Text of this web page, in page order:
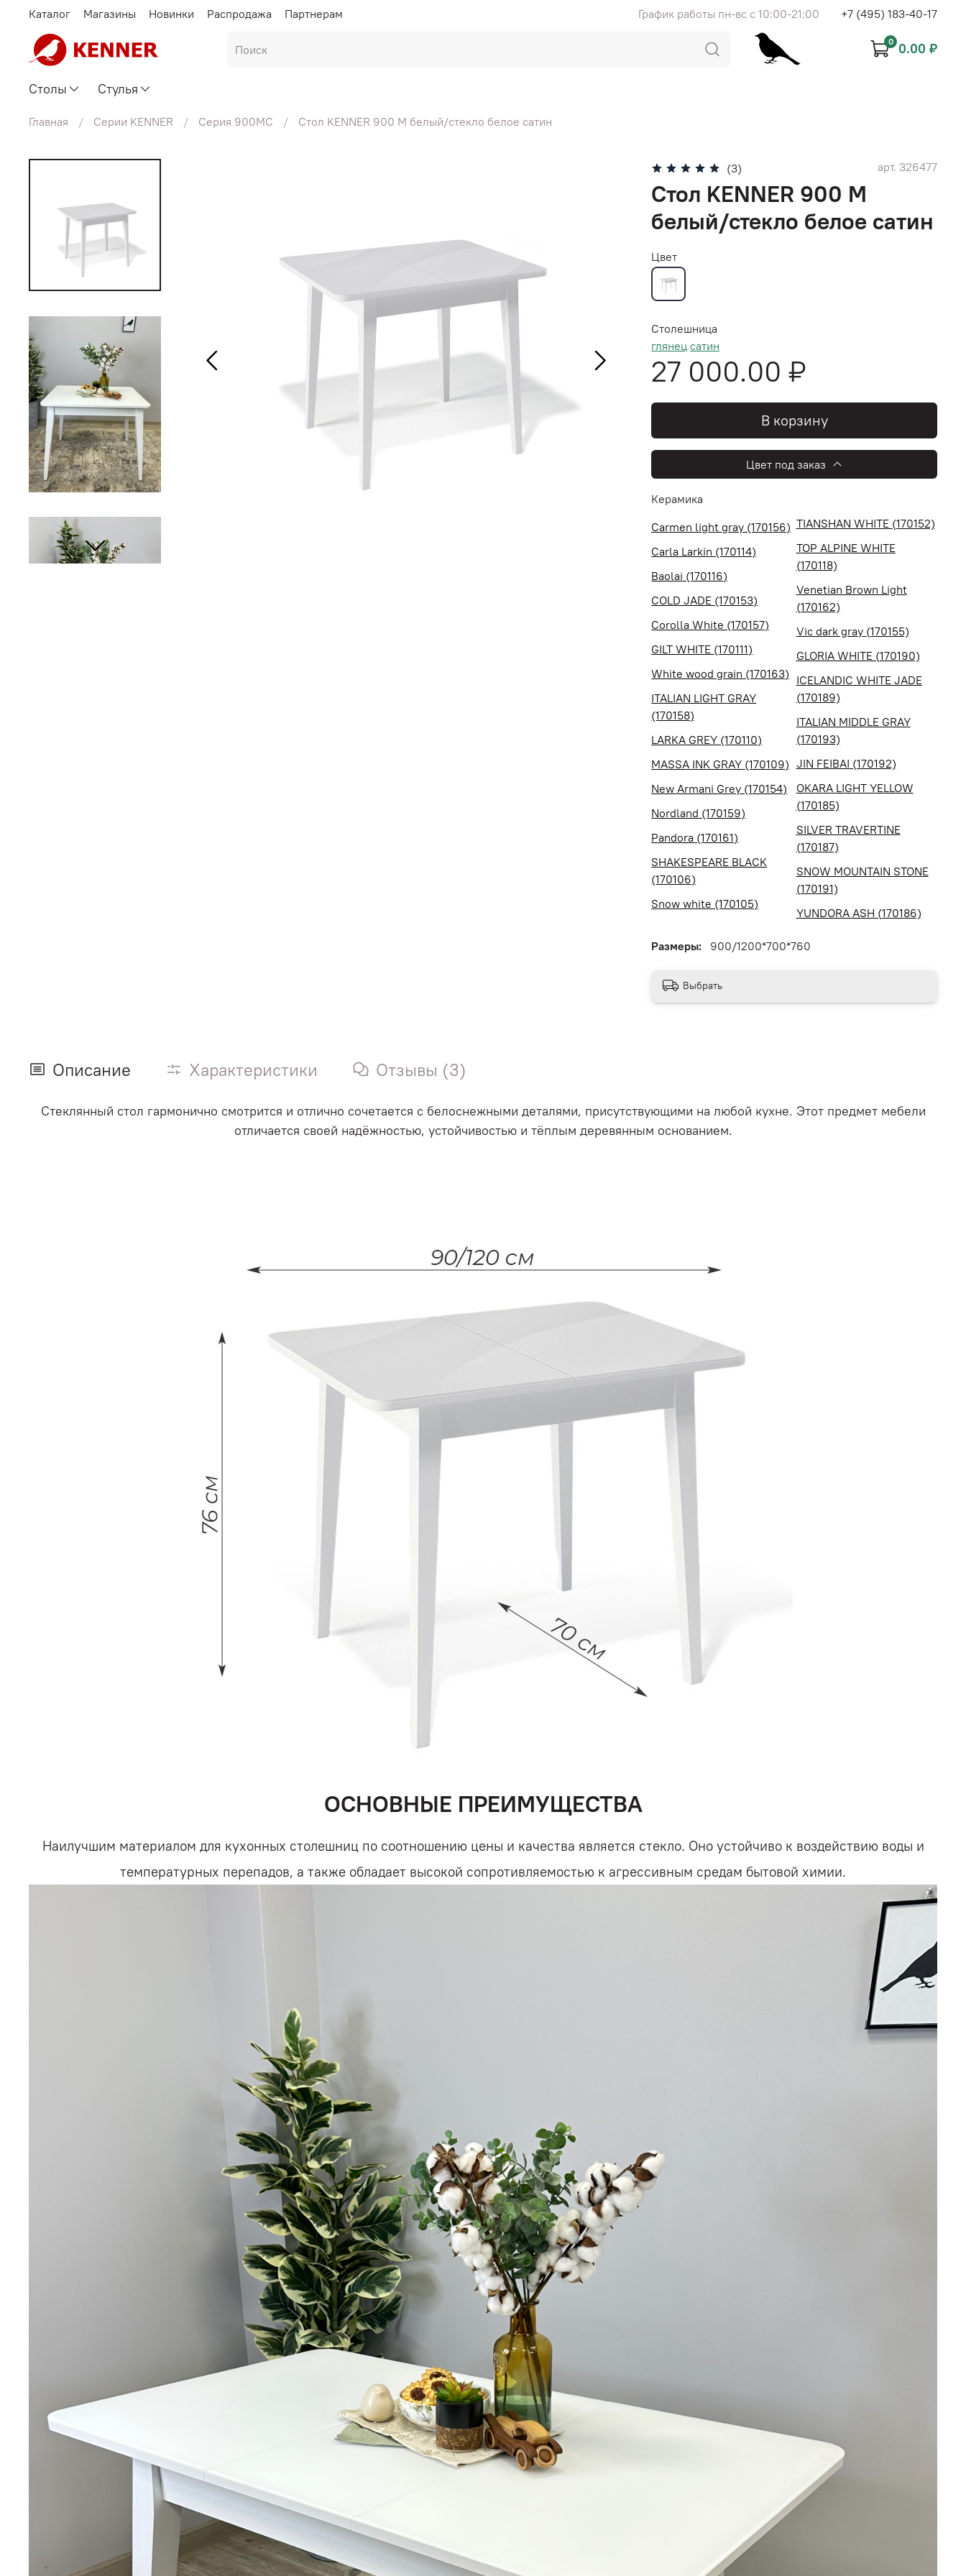
Каталог Магазины Новинки Распродажа Партнерам График работы пн-вс с 10:00-21:00 +7 (495) 183-40-17
0 0.00 ₽
Столы Стулья
Главная Серии KENNER Серия 900МС Стол KENNER 900 М белый/стекло белое сатин
(3) арт. 326477
Стол KENNER 900 М
белый/стекло белое сатин
Цвет
Столешница
глянец сатин
27 000.00 ₽
В корзину
Цвет под заказ
Керамика
Carmen light gray (170156)
Carla Larkin (170114)
Baolai (170116)
COLD JADE (170153)
Corolla White (170157)
GILT WHITE (170111)
White wood grain (170163)
ITALIAN LIGHT GRAY
(170158)
LARKA GREY (170110)
MASSA INK GRAY (170109)
New Armani Grey (170154)
Nordland (170159)
Pandora (170161)
SHAKESPEARE BLACK
(170106)
Snow white (170105)
TIANSHAN WHITE (170152)
TOP ALPINE WHITE
(170118)
Venetian Brown Light
(170162)
Vic dark gray (170155)
GLORIA WHITE (170190)
ICELANDIC WHITE JADE
(170189)
ITALIAN MIDDLE GRAY
(170193)
JIN FEIBAI (170192)
OKARA LIGHT YELLOW
(170185)
SILVER TRAVERTINE
(170187)
SNOW MOUNTAIN STONE
(170191)
YUNDORA ASH (170186)
Размеры: 900/1200*700*760
Выбрать
Описание Характеристики Отзывы (3)
Стеклянный стол гармонично смотрится и отлично сочетается с белоснежными деталями, присутствующими на любой кухне. Этот предмет мебели
отличается своей надёжностью, устойчивостью и тёплым деревянным основанием.
ОСНОВНЫЕ ПРЕИМУЩЕСТВА
Наилучшим материалом для кухонных столешниц по соотношению цены и качества является стекло. Оно устойчиво к воздействию воды и
температурных перепадов, а также обладает высокой сопротивляемостью к агрессивным средам бытовой химии.